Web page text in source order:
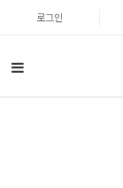
로그인